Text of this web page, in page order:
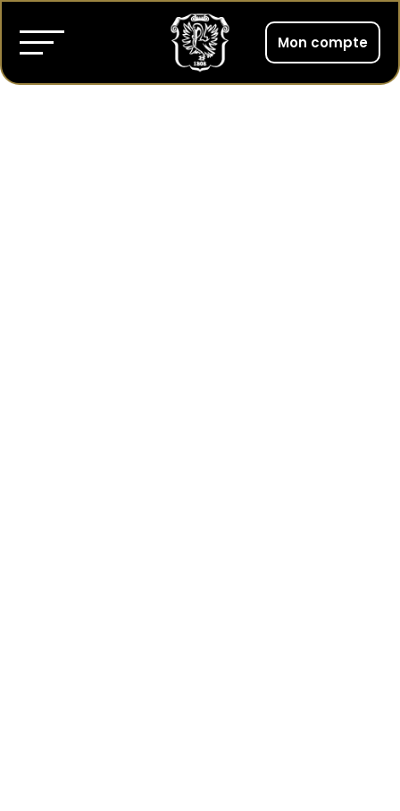
Mon compte